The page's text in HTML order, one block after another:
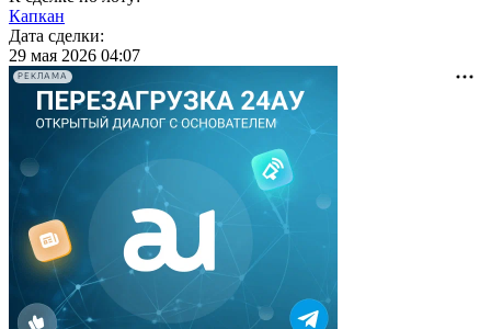
Капкан
Дата сделки:
29 мая 2026 04:07
РЕКЛАМА